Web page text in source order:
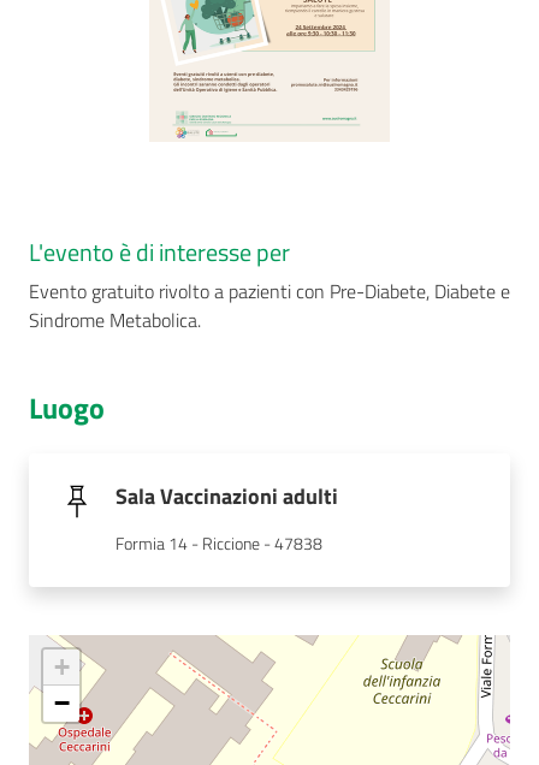
L'evento è di interesse per
Evento gratuito rivolto a pazienti con Pre-Diabete, Diabete e
Sindrome Metabolica.
Luogo
Sala Vaccinazioni adulti
Formia 14 - Riccione - 47838
+
−